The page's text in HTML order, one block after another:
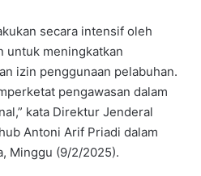
secara intensif oleh
untuk meningkatkan
izin penggunaan pelabuhan.
pengawasan dalam
kata Direktur Jenderal
Antoni Arif Priadi dalam
Minggu (9/2/2025).